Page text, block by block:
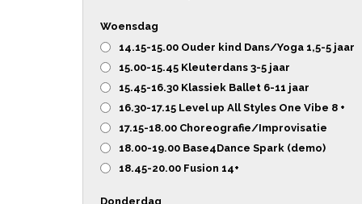
Woensdag
14.15-15.00 Ouder kind Dans/Yoga 1,5-5 jaar
15.00-15.45 Kleuterdans 3-5 jaar
15.45-16.30 Klassiek Ballet 6-11 jaar
16.30-17.15 Level up All Styles One Vibe 8 +
17.15-18.00 Choreografie/Improvisatie
18.00-19.00 Base4Dance Spark (demo)
18.45-20.00 Fusion 14+
Donderdag